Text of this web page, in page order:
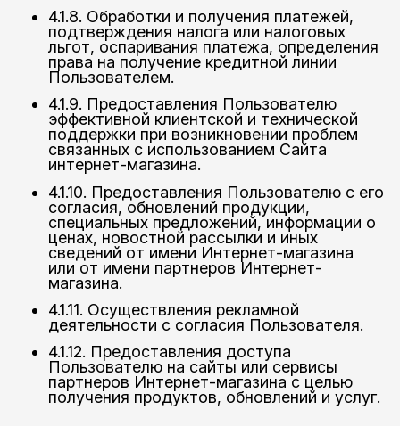
4.1.8. Обработки и получения платежей,
подтверждения налога или налоговых
льгот, оспаривания платежа, определения
права на получение кредитной линии
Пользователем.
4.1.9. Предоставления Пользователю
эффективной клиентской и технической
поддержки при возникновении проблем
связанных с использованием Сайта
интернет-магазина.
4.1.10. Предоставления Пользователю с его
согласия, обновлений продукции,
специальных предложений, информации о
ценах, новостной рассылки и иных
сведений от имени Интернет-магазина
или от имени партнеров Интернет-
магазина.
4.1.11. Осуществления рекламной
деятельности с согласия Пользователя.
4.1.12. Предоставления доступа
Пользователю на сайты или сервисы
партнеров Интернет-магазина с целью
получения продуктов, обновлений и услуг.